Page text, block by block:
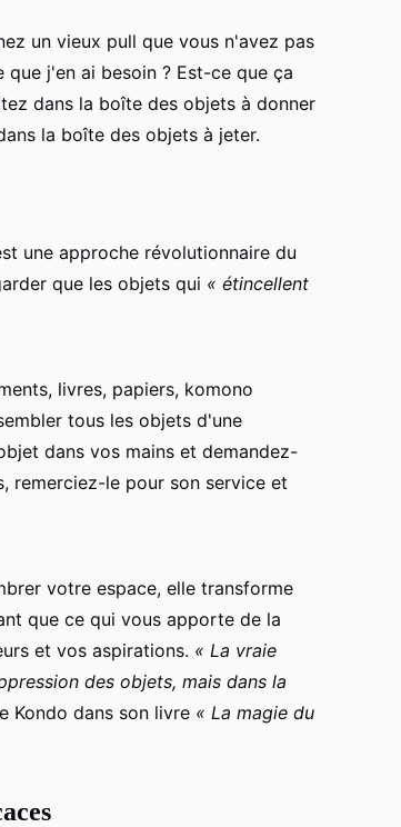
un vieux pull que vous n'avez pas
j'en ai besoin ? Est-ce que ça
dans la boîte des objets à donner
la boîte des objets à jeter.
une approche révolutionnaire du
que les objets qui « étincellent
livres, papiers, komono
tous les objets d'une
dans vos mains et demandez-
remerciez-le pour son service et
votre espace, elle transforme
que ce qui vous apporte de la
et vos aspirations. « La vraie
des objets, mais dans la
Kondo dans son livre « La magie du